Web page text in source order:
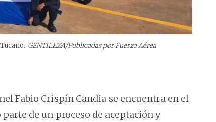
GENTILEZA/Publicadas por Fuerza Aérea
Fabio Crispín Candia se encuentra en el
de un proceso de aceptación y